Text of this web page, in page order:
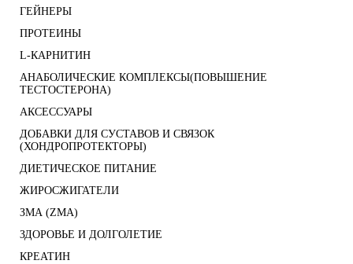
ГЕЙНЕРЫ
ПРОТЕИНЫ
L-КАРНИТИН
АНАБОЛИЧЕСКИЕ КОМПЛЕКСЫ(ПОВЫШЕНИЕ
ТЕСТОСТЕРОНА)
АКСЕССУАРЫ
ДОБАВКИ ДЛЯ СУСТАВОВ И СВЯЗОК
(ХОНДРОПРОТЕКТОРЫ)
ДИЕТИЧЕСКОЕ ПИТАНИЕ
ЖИРОСЖИГАТЕЛИ
ЗМА (ZMA)
ЗДОРОВЬЕ И ДОЛГОЛЕТИЕ
КРЕАТИН